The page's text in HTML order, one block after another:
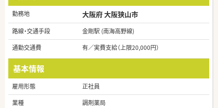
勤務地 大阪府 大阪狭山市
路線・交通手段
金剛駅 (南海高野線)
通勤交通費
有／実費支給（上限20,000円）
基本情報
雇用形態
正社員
業種
調剤薬局